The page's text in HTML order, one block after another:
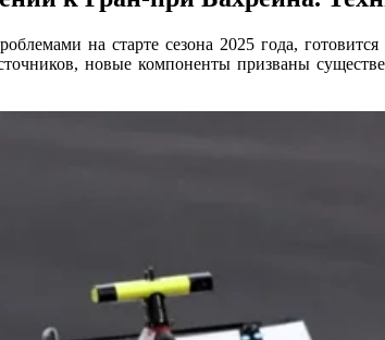
на старте сезона 2025 года,
новые компоненты призваны